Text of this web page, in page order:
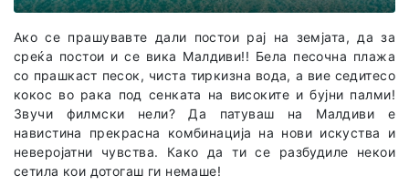
Ако се прашувавте дали постои рај на земјата, да за
среќа постои и се вика Малдиви!! Бела песочна плажа
со прашкаст песок, чиста тиркизна вода, а вие седитесо
кокос во рака под сенкaта на високите и бујни палми!
Звучи филмски нели? Да патуваш на Малдиви е
навистина прекрасна комбинација на нови искуства и
неверојатни чувства. Како да ти се разбудиле некои
сетила кои дотогаш ги немаше!